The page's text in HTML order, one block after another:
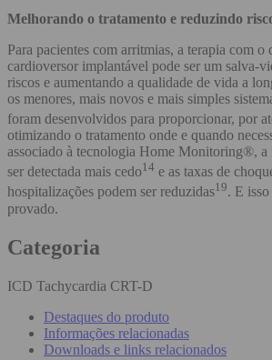
Melhorando o tratamento e reduzindo
Para pacientes com arritmias, a terapia com o
cardioversor implantável pode ser um salva-
riscos e aumentando a qualidade de vida a
os menores, mais novos e mais simples
foram desenvolvidos para proporcionar, por
otimizando o tratamento onde e quando
associado à tecnologia Home Monitoring®,
ser detectada mais cedo14 e as taxas de
hospitalizações podem ser reduzidas19. E
provado.
Categoria
ICD Tachycardia CRT-D
Destaques do produto
Informações relacionadas
Downloads e links relacionados